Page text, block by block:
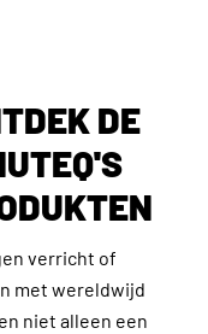
DE
verricht of
met wereldwijd
niet alleen een